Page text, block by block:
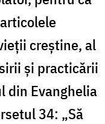
creştine, al
şi practicării
din Evanghelia
34: „Să